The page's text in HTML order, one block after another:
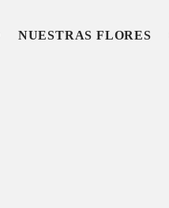
NUESTRAS FLORES